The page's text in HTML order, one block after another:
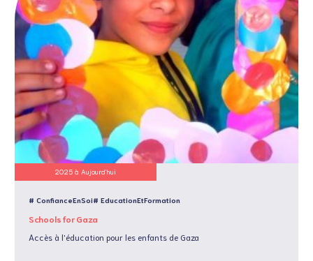
2025 à Aujourd'hui
# ConfianceEnSoi# EducationEtFormation
Schools for Gaza
Accès à l'éducation pour les enfants de Gaza